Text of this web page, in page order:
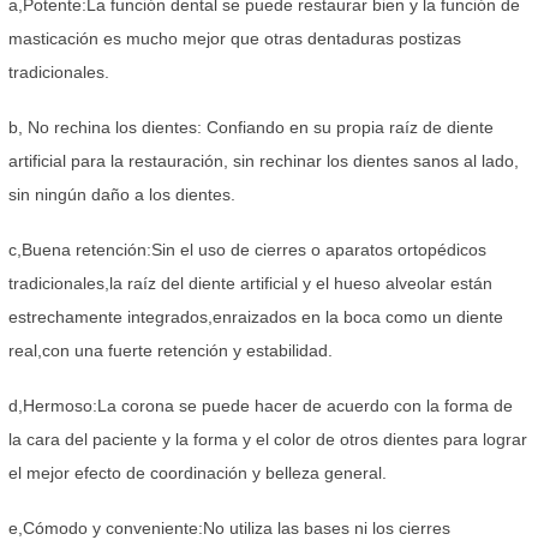
a,Potente:La función dental se puede restaurar bien y la función de
masticación es mucho mejor que otras dentaduras postizas
tradicionales.
b, No rechina los dientes: Confiando en su propia raíz de diente
artificial para la restauración, sin rechinar los dientes sanos al lado,
sin ningún daño a los dientes.
c,Buena retención:Sin el uso de cierres o aparatos ortopédicos
tradicionales,la raíz del diente artificial y el hueso alveolar están
estrechamente integrados,enraizados en la boca como un diente
real,con una fuerte retención y estabilidad.
d,Hermoso:La corona se puede hacer de acuerdo con la forma de
la cara del paciente y la forma y el color de otros dientes para lograr
el mejor efecto de coordinación y belleza general.
e,Cómodo y conveniente:No utiliza las bases ni los cierres